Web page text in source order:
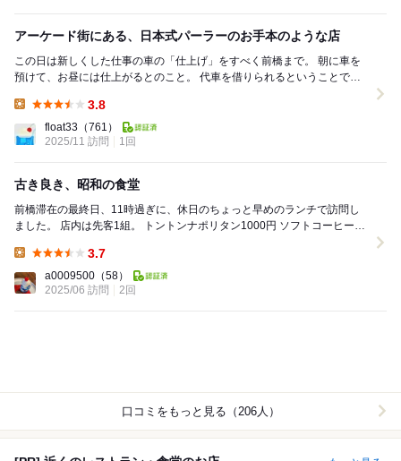
アーケード街にある、日本式パーラーのお手本のような店
この日は新しくした仕事の車の「仕上げ」をすべく前橋まで。 朝に車を
預けて、お昼には仕上がるとのこと。 代車を借りられるということで、
3.8
float33 （761）
2025/11 訪問
1回
古き良き、昭和の食堂
前橋滞在の最終日、11時過ぎに、休日のちょっと早めのランチで訪問し
ました。 店内は先客1組。 トントンナポリタン1000円 ソフトコーヒー
3.7
a0009500 （58）
2025/06 訪問
2回
口コミをもっと見る（206人）